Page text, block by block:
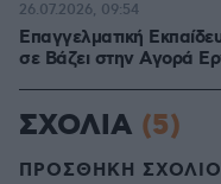
Επαγγελματική
σε Bάζει στην Aγορά
26.07.2026, 09:54
ΣΧΟΛΙΑ (5)
ΠΡΟΣΘΗΚΗ